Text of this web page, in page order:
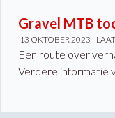
Gravel MTB
13 OKTOBER 2023 -
Een route over
Verdere informatie